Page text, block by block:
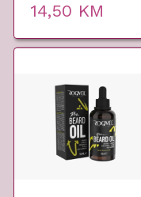
14,50 KM